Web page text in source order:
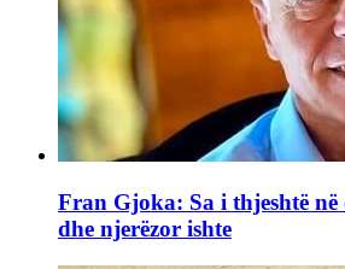
Fran Gjoka: Sa i thjeshtë
dhe njerëzor ishte